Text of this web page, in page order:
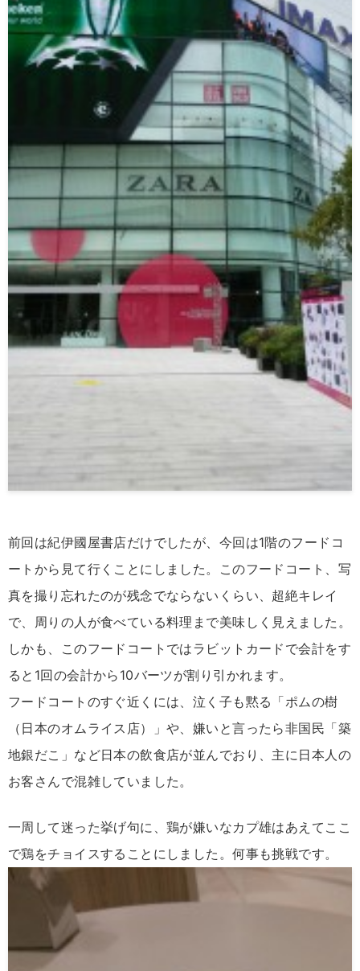
前回は紀伊國屋書店だけでしたが、今回は1階のフードコ
ートから見て行くことにしました。このフードコート、写
真を撮り忘れたのが残念でならないくらい、超絶キレイ
で、周りの人が食べている料理まで美味しく見えました。
しかも、このフードコートではラビットカードで会計をす
ると1回の会計から10バーツが割り引かれます。
フードコートのすぐ近くには、泣く子も黙る「ポムの樹
（日本のオムライス店）」や、嫌いと言ったら非国民「築
地銀だこ」など日本の飲食店が並んでおり、主に日本人の
お客さんで混雑していました。
一周して迷った挙げ句に、鶏が嫌いなカプ雄はあえてここ
で鶏をチョイスすることにしました。何事も挑戦です。